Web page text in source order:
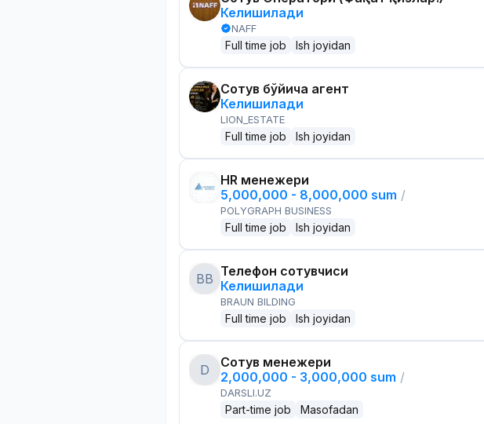
Келишилади
NAFF
Full time job Ish joyidan
Сотув бўйича агент
Келишилади
LION_ESTATE
Full time job Ish joyidan
HR менежери
5,000,000 - 8,000,000 sum /
POLYGRAPH BUSINESS
Full time job Ish joyidan
BB Телефон сотувчиси
Келишилади
BRAUN BILDING
Full time job Ish joyidan
D
Сотув менежери
2,000,000 - 3,000,000 sum /
DARSLI.UZ
Part-time job Masofadan